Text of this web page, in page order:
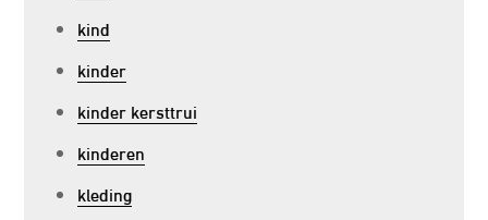
kind
kinder
kinder kersttrui
kinderen
kleding